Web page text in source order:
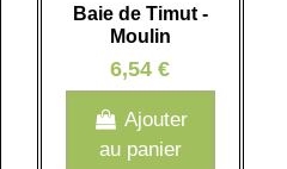
Baie de Timut -
Moulin
6,54 €
Ajouter
au panier